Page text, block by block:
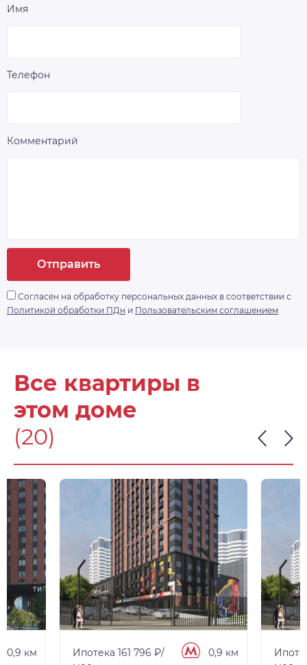
Имя
Телефон
Комментарий
Отправить
Согласен на обработку персональных данных в соответствии с
Политикой обработки ПДн и Пользовательским соглашением
Все квартиры в
этом доме
(20)
0,9 км
Ипотека 161 796 ₽/
0,9 км